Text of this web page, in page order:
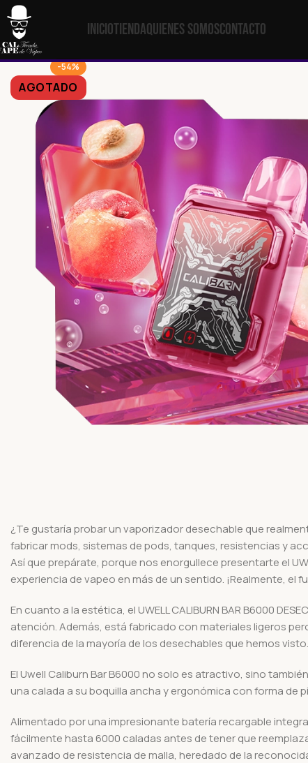
InicioTiendaQuienes SomosContacto
-54%
AGOTADO
¿Te gustaría probar un vaporizador desechable que
fabricar mods, sistemas de pods, tanques, resistencias y
Así que prepárate, porque nos enorgullece presentarte el
experiencia de vapeo en más de un sentido. ¡Realmente, el
En cuanto a la estética, el UWELL CALIBURN BAR B6000
atención. Además, está fabricado con materiales ligeros
diferencia de la mayoría de los desechables que hemos visto.
El Uwell Caliburn Bar B6000 no solo es atractivo, sino
una calada a su boquilla ancha y ergonómica con forma de
Alimentado por una impresionante batería recargable
fácilmente hasta 6000 caladas antes de tener que
avanzado de resistencia de malla, heredado de la